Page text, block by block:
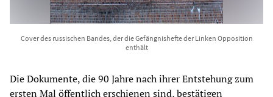
Cover des russischen Bandes, der die Gefängnishefte der Linken Opposition
enthält
Die Dokumente, die 90 Jahre nach ihrer Entstehung zum
ersten Mal öffentlich erschienen sind, bestätigen